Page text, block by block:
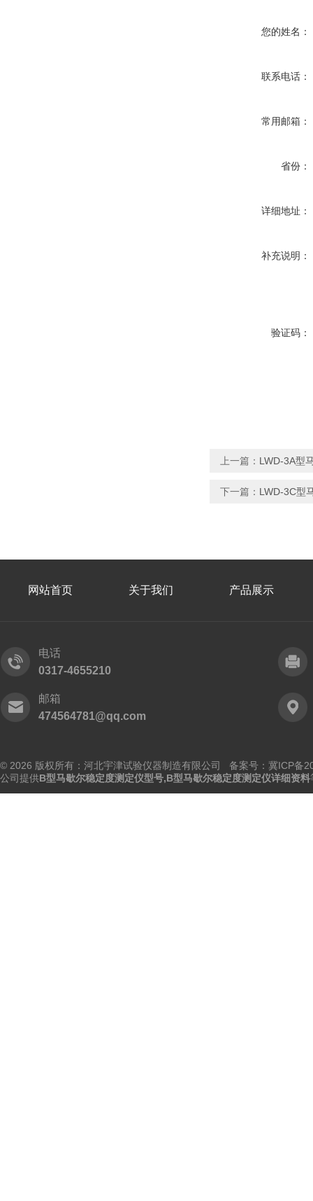
您的姓名：
联系电话：
常用邮箱：
省份：
详细地址：
补充说明：
验证码：
上一篇： LWD-3A型
下一篇： LWD-3C型
网站首页 关于我们 产品展示
电话
0317-4655210
邮箱
474564781@qq.com
© 2026 版权所有：河北宇津试验仪器制造有限公司 备案号：冀ICP备
公司提供B型马歇尔稳定度测定仪型号,B型马歇尔稳定度测定仪详细资料